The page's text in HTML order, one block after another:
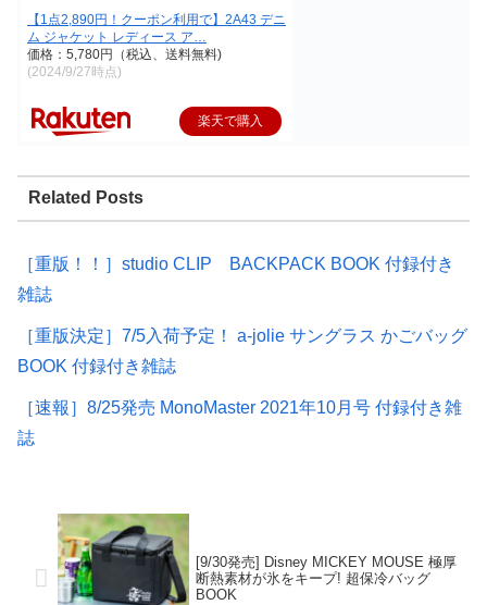
【1点2,890円！クーポン利用で】2A43 デニ
ム ジャケット レディース ア…
価格：5,780円（税込、送料無料)
(2024/9/27時点)
楽天で購入
Related Posts
［重版！！］studio CLIP BACKPACK BOOK 付録付き
雑誌
［重版決定］7/5入荷予定！ a-jolie サングラス かごバッグ
BOOK 付録付き雑誌
［速報］8/25発売 MonoMaster 2021年10月号 付録付き雑
誌
[9/30発売] Disney MICKEY MOUSE 極厚
断熱素材が氷をキープ! 超保冷バッグ
BOOK